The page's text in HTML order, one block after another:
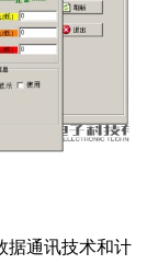
据通讯技术和计